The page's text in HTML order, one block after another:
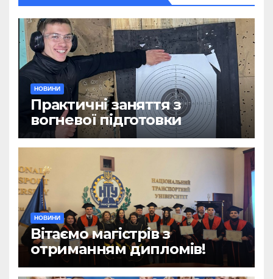
НОВИНИ
Практичні заняття з
вогневої підготовки
НОВИНИ
Вітаємо магістрів з
отриманням дипломів!